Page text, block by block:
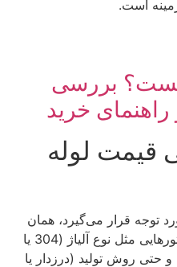
است.
بررسی
راهنمای خرید
قیمت لوله
توجه قرار می‌گیرد، همان
است. فاکتورهایی مثل نوع آلیاژ (304 یا
و حتی روش تولید (درزدار یا